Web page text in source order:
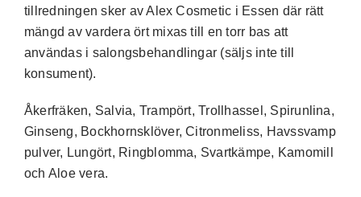
tillredningen sker av Alex Cosmetic i Essen där rätt
mängd av vardera ört mixas till en torr bas att
användas i salongsbehandlingar (säljs inte till
konsument).
Åkerfräken, Salvia, Trampört, Trollhassel, Spirunlina,
Ginseng, Bockhornsklöver, Citronmeliss, Havssvamp
pulver, Lungört, Ringblomma, Svartkämpe, Kamomill
och Aloe vera.